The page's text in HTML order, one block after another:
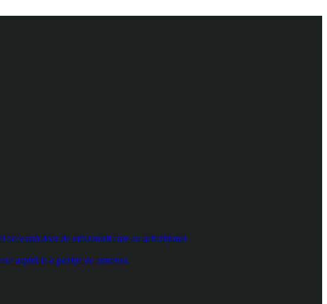
accesată doar de utilizatorii care au achiziționat
aspiră la o poziție de antrenor.